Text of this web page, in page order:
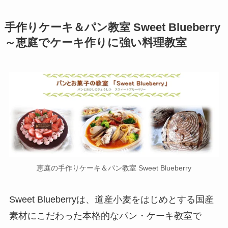
手作りケーキ＆パン教室 Sweet Blueberry
～恵庭でケーキ作りに強い料理教室
恵庭の手作りケーキ＆パン教室 Sweet Blueberry
Sweet Blueberryは、道産小麦をはじめとする国産
素材にこだわった本格的なパン・ケーキ教室で